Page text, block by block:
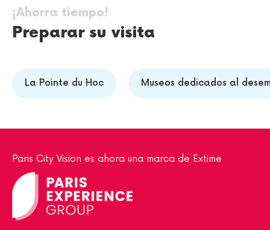
¡Ahorra tiempo!
Preparar su visita
La Pointe du Hoc Museos dedicados al
Paris City Vision es ahora una marca de Extime